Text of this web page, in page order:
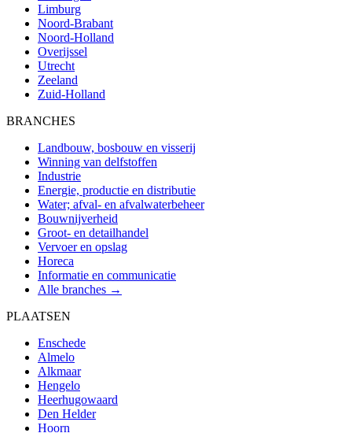
Limburg
Noord-Brabant
Noord-Holland
Overijssel
Utrecht
Zeeland
Zuid-Holland
BRANCHES
Landbouw, bosbouw en visserij
Winning van delfstoffen
Industrie
Energie, productie en distributie
Water; afval- en afvalwaterbeheer
Bouwnijverheid
Groot- en detailhandel
Vervoer en opslag
Horeca
Informatie en communicatie
Alle branches →
PLAATSEN
Enschede
Almelo
Alkmaar
Hengelo
Heerhugowaard
Den Helder
Hoorn